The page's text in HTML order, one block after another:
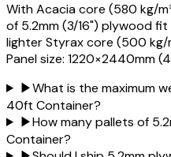
With Acacia core (580 kg/
of 5.2mm (3/16") plywood
lighter Styrax core (500 kg/
Panel size: 1220×2440mm
▶What is the maximum
40ft Container?
▶How many pallets of
Container?